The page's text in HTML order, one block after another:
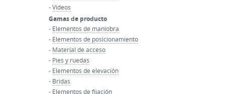
-Videos
Gamas de producto
- Elementos de maniobra
- Elementos de posicionamiento
- Material de acceso
- Pies y ruedas
- Elementos de elevación
- Bridas
- Elementos de fijación